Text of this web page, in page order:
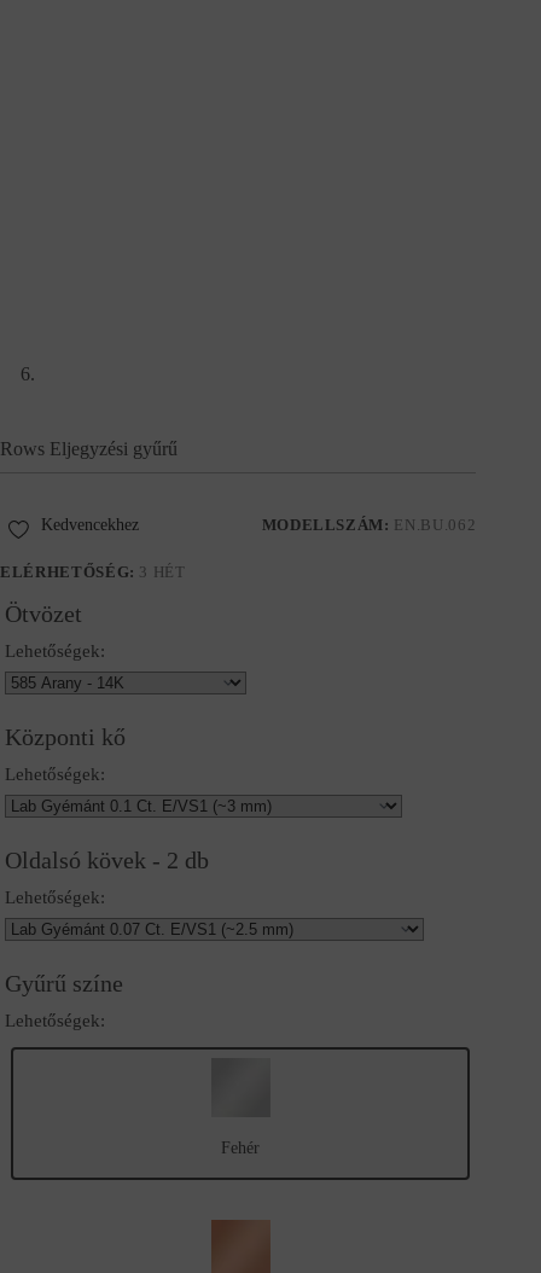
Rows Eljegyzési gyűrű
MODELLSZÁM: EN.BU.062
ELÉRHETŐSÉG: 3 HÉT
Kedvencekhez
Ötvözet
Lehetőségek:
Központi kő
Lehetőségek:
Oldalsó kövek - 2 db
Lehetőségek:
Gyűrű színe
Lehetőségek:
Fehér